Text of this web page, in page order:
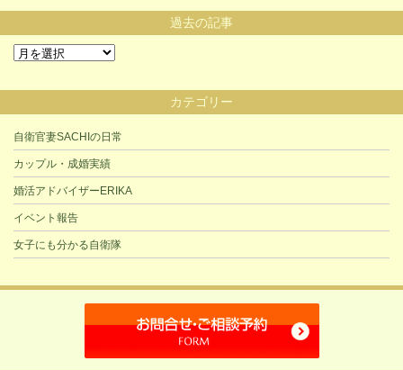
過去の記事
の
カテゴリー
自衛官妻SACHIの日常
カップル・成婚実績
婚活アドバイザーERIKA
イベント報告
女子にも分かる自衛隊